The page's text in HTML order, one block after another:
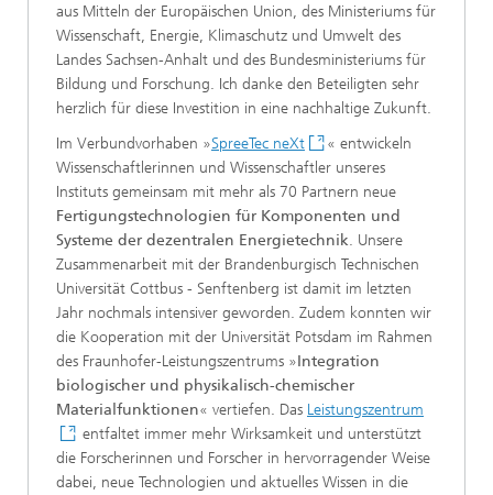
aus Mitteln der Europäischen Union, des Ministeriums für
Wissenschaft, Energie, Klimaschutz und Umwelt des
Landes Sachsen-Anhalt und des Bundesministeriums für
Bildung und Forschung. Ich danke den Beteiligten sehr
herzlich für diese Investition in eine nachhaltige Zukunft.
Im Verbundvorhaben »SpreeTec neXt
« entwickeln
Wissenschaftlerinnen und Wissenschaftler unseres
Instituts gemeinsam mit mehr als 70 Partnern neue
Fertigungstechnologien für Komponenten und
Systeme der dezentralen Energietechnik. Unsere
Zusammenarbeit mit der Brandenburgisch Technischen
Universität Cottbus - Senftenberg ist damit im letzten
Jahr nochmals intensiver geworden. Zudem konnten wir
die Kooperation mit der Universität Potsdam im Rahmen
des Fraunhofer-Leistungszentrums »Integration
biologischer und physikalisch-chemischer
Materialfunktionen« vertiefen. Das Leistungszentrum
entfaltet immer mehr Wirksamkeit und unterstützt
die Forscherinnen und Forscher in hervorragender Weise
dabei, neue Technologien und aktuelles Wissen in die